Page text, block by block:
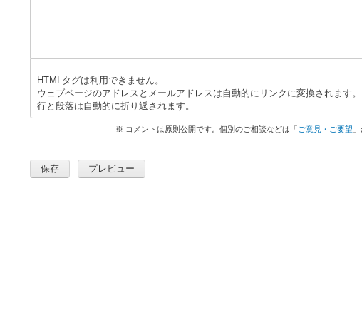
」
へ
の
返
HTMLタグは利用できません。
ウェブページのアドレスとメールアドレスは自動的にリンクに変換されます。
行と段落は自動的に折り返されます。
※ コメントは原則公開です。個別のご相談などは「 ご意見・ご要望